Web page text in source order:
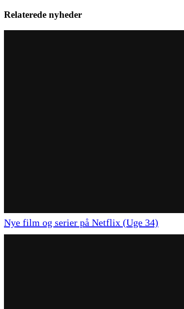
Relaterede nyheder
Nye film og serier på Netflix (Uge 34)